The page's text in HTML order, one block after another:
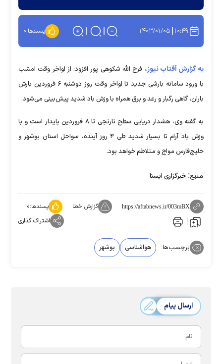
۱۰:۴۹ ۱۴۰۳/۰۱/۰۵ پسندها:۰
به گزارش آفتاب نیوز، فرج الله شکوهی پور افزود: از اواخر وقت امشب
با ورود سامانه بارشی جدید تا اواخر وقت روز دوشنبه ۶ فروردین بارش
باران، گاهی رگبار و رعد و برق همراه با وزش باد شدید پیش‌بینی می‌شود.
به گفته وی، هشدار دریایی سطح نارنجی تا ۸ فروردین پایدار است و با
وزش باد آرام تا بسیار شدید طی ۴ روز آینده، سواحل استان بوشهر و
خلیج‌فارس مواج و متلاطم خواهد بود.
منبع: خبرگزاری ایسنا
https://aftabnews.ir/003mBX گزارش خطا پسندها:۰
اشتراک گذاری
برچسب‌ها: هواشناسی بوشهر
ارسال پیام